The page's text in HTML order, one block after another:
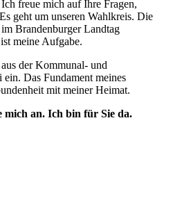
Ich freue mich auf Ihre Fragen,
geht um unseren Wahlkreis. Die
Brandenburger Landtag
meine Aufgabe.
der Kommunal- und
Das Fundament meines
mit meiner Heimat.
mich an. Ich bin für Sie da.